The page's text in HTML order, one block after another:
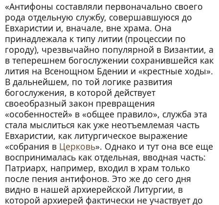
«Антифоны составляли первоначально своего
рода отдельную службу, совершавшуюся до
Евхаристии и, вначале, вне храма. Она
принадлежала к типу литии (процессии по
городу), чрезвычайно популярной в Византии, а
в теперешнем богослужении сохранившейся как
лития на Всенощном Бдении и «крестные ходы».
В дальнейшем, по той логике развития
богослужения, в которой действует
своеобразный закон превращения
«особенностей» в «общее правило», служба эта
стала мыслиться как уже неотъемлемая часть
Евхаристии, как литургическое выражение
«собрания в Церковь». Однако и тут она все еще
воспринималась как отдельная, вводная часть:
Патриарх, например, входил в храм только
после пения антифонов. Это же до сего дня
видно в нашей архиерейской Литургии, в
которой архиерей фактически не участвует до